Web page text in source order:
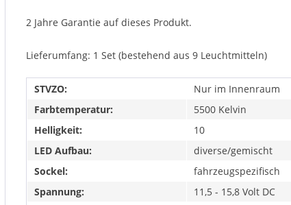
2 Jahre Garantie auf dieses Produkt.
Lieferumfang: 1 Set (bestehend aus 9 Leuchtmitteln)
STVZO:
Nur im Innenraum
Farbtemperatur:
5500 Kelvin
Helligkeit:
10
LED Aufbau:
diverse/gemischt
Sockel:
fahrzeugspezifisch
Spannung:
11,5 - 15,8 Volt DC